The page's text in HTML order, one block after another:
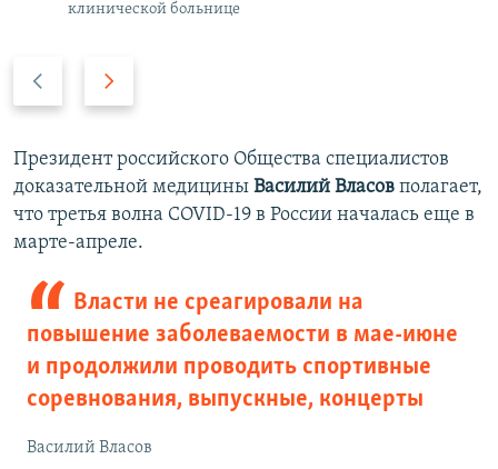
клинической больнице
д
ы
д
у
д
у
ю
щ
й
л
а
й
Президент российского Общества специалистов
доказательной медицины Василий Власов полагает,
что третья волна COVID-19 в России началась еще в
марте-апреле.
Власти не среагировали на
повышение заболеваемости в мае-июне
и продолжили проводить спортивные
соревнования, выпускные, концерты
Василий Власов